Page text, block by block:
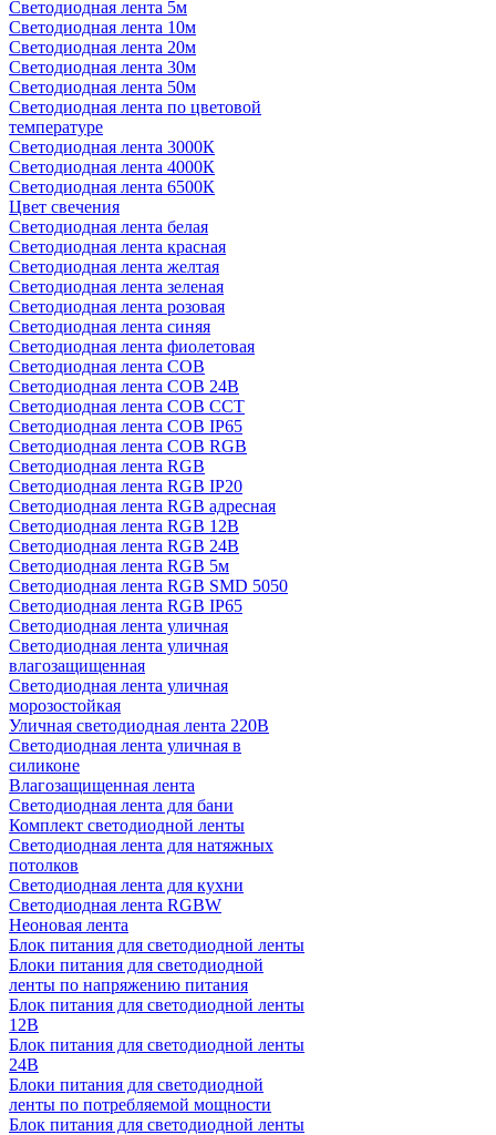
Светодиодная лента 5м
Светодиодная лента 10м
Светодиодная лента 20м
Светодиодная лента 30м
Светодиодная лента 50м
Светодиодная лента по цветовой
температуре
Светодиодная лента 3000К
Светодиодная лента 4000К
Светодиодная лента 6500К
Цвет свечения
Светодиодная лента белая
Светодиодная лента красная
Светодиодная лента желтая
Светодиодная лента зеленая
Светодиодная лента розовая
Светодиодная лента синяя
Светодиодная лента фиолетовая
Светодиодная лента COB
Светодиодная лента COB 24В
Светодиодная лента COB CCT
Светодиодная лента COB IP65
Светодиодная лента COB RGB
Светодиодная лента RGB
Светодиодная лента RGB IP20
Светодиодная лента RGB адресная
Светодиодная лента RGB 12В
Светодиодная лента RGB 24В
Светодиодная лента RGB 5м
Светодиодная лента RGB SMD 5050
Светодиодная лента RGB IP65
Светодиодная лента уличная
Светодиодная лента уличная
влагозащищенная
Светодиодная лента уличная
морозостойкая
Уличная светодиодная лента 220В
Светодиодная лента уличная в
силиконе
Влагозащищенная лента
Светодиодная лента для бани
Комплект светодиодной ленты
Светодиодная лента для натяжных
потолков
Светодиодная лента для кухни
Светодиодная лента RGBW
Неоновая лента
Блок питания для светодиодной ленты
Блоки питания для светодиодной
ленты по напряжению питания
Блок питания для светодиодной ленты
12В
Блок питания для светодиодной ленты
24В
Блоки питания для светодиодной
ленты по потребляемой мощности
Блок питания для светодиодной ленты